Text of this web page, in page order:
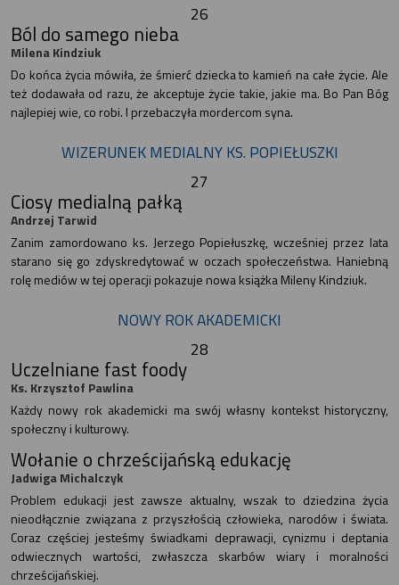
26
Ból do samego nieba
Milena Kindziuk
Do końca życia mówiła, że śmierć dziecka to kamień na całe życie. Ale
też dodawała od razu, że akceptuje życie takie, jakie ma. Bo Pan Bóg
najlepiej wie, co robi. I przebaczyła mordercom syna.
WIZERUNEK MEDIALNY KS. POPIEŁUSZKI
27
Ciosy medialną pałką
Andrzej Tarwid
Zanim zamordowano ks. Jerzego Popiełuszkę, wcześniej przez lata
starano się go zdyskredytować w oczach społeczeństwa. Haniebną
rolę mediów w tej operacji pokazuje nowa książka Mileny Kindziuk.
NOWY ROK AKADEMICKI
28
Uczelniane fast foody
Ks. Krzysztof Pawlina
Każdy nowy rok akademicki ma swój własny kontekst historyczny,
społeczny i kulturowy.
Wołanie o chrześcijańską edukację
Jadwiga Michalczyk
Problem edukacji jest zawsze aktualny, wszak to dziedzina życia
nieodłącznie związana z przyszłością człowieka, narodów i świata.
Coraz częściej jesteśmy świadkami deprawacji, cynizmu i deptania
odwiecznych wartości, zwłaszcza skarbów wiary i moralności
chrześcijańskiej.